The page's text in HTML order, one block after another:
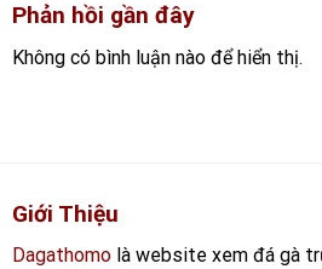
Phản hồi gần đây
Không có bình luận nào để hiển thị.
Giới Thiệu
Dagathomo là website xem đá gà